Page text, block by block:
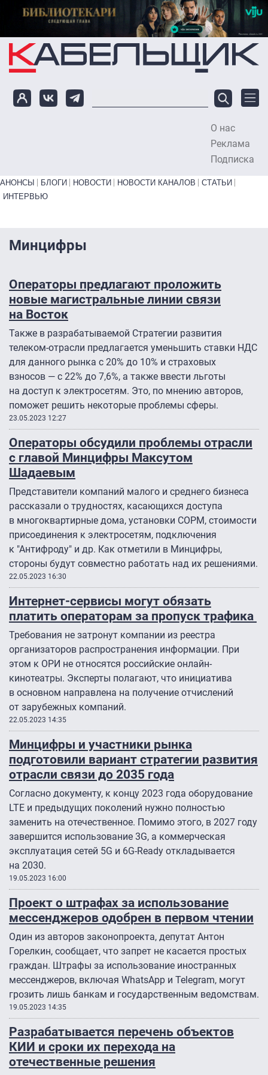
Перейти к основному содержанию
О нас
Реклама
Подписка
Primary links bottom
АНОНСЫ БЛОГИ НОВОСТИ НОВОСТИ КАНАЛОВ
СТАТЬИ
ИНТЕРВЬЮ
Минцифры
Операторы предлагают проложить
новые магистральные линии связи
на Восток
Также в разрабатываемой Стратегии развития
телеком-отрасли предлагается уменьшить ставки НДС
для данного рынка с 20% до 10% и страховых
взносов — с 22% до 7,6%, а также ввести льготы
на доступ к электросетям. Это, по мнению авторов,
поможет решить некоторые проблемы сферы.
23.05.2023 12:27
Операторы обсудили проблемы отрасли
с главой Минцифры Максутом
Шадаевым
Представители компаний малого и среднего бизнеса
рассказали о трудностях, касающихся доступа
в многоквартирные дома, установки СОРМ, стоимости
присоединения к электросетям, подключения
к "Антифроду" и др. Как отметили в Минцифры,
стороны будут совместно работать над их решениями.
22.05.2023 16:30
Интернет-сервисы могут обязать
платить операторам за пропуск трафика
Требования не затронут компании из реестра
организаторов распространения информации. При
этом к ОРИ не относятся российские онлайн-
кинотеатры. Эксперты полагают, что инициатива
в основном направлена на получение отчислений
от зарубежных компаний.
22.05.2023 14:35
Минцифры и участники рынка
подготовили вариант стратегии развития
отрасли связи до 2035 года
Согласно документу, к концу 2023 года оборудование
LTE и предыдущих поколений нужно полностью
заменить на отечественное. Помимо этого, в 2027 году
завершится использование 3G, а коммерческая
эксплуатация сетей 5G и 6G-Ready откладывается
на 2030.
19.05.2023 16:00
Проект о штрафах за использование
мессенджеров одобрен в первом чтении
Один из авторов законопроекта, депутат Антон
Горелкин, сообщает, что запрет не касается простых
граждан. Штрафы за использование иностранных
мессенджеров, включая WhatsApp и Telegram, могут
грозить лишь банкам и государственным ведомствам.
19.05.2023 14:35
Разрабатывается перечень объектов
КИИ и сроки их перехода на
отечественные решения